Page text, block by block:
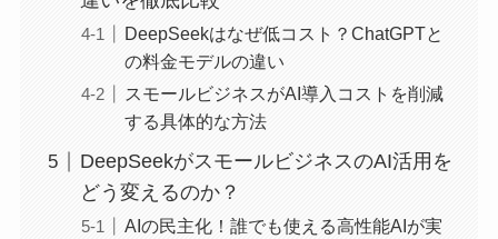
DeepSeekはなぜ低コスト？ChatGPTと
の料金モデルの違い
スモールビジネスがAI導入コストを削減
する具体的な方法
DeepSeekがスモールビジネスのAI活用を
どう変えるのか？
AIの民主化！誰でも使える高性能AIが実